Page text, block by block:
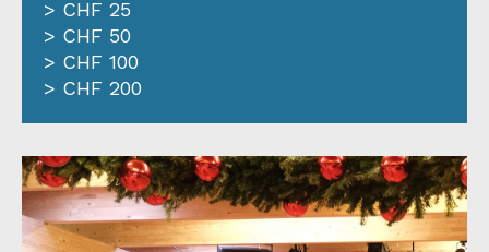
> CHF 25
> CHF 50
> CHF 100
> CHF 200